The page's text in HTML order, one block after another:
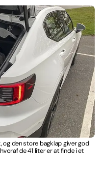
og den store bagklap giver god
de 41 liter er at finde i et